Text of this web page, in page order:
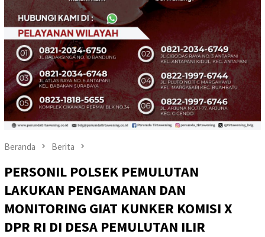
Beranda Berita
PERSONIL POLSEK PEMULUTAN
LAKUKAN PENGAMANAN DAN
MONITORING GIAT KUNKER KOMISI X
DPR RI DI DESA PEMULUTAN ILIR